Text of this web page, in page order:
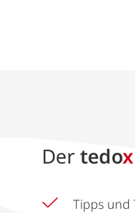
Der tedox
Tipps und